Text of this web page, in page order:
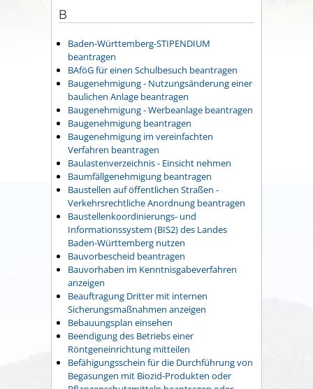
B
Baden-Württemberg-STIPENDIUM
beantragen
BAföG für einen Schulbesuch beantragen
Baugenehmigung - Nutzungsänderung einer
baulichen Anlage beantragen
Baugenehmigung - Werbeanlage beantragen
Baugenehmigung beantragen
Baugenehmigung im vereinfachten
Verfahren beantragen
Baulastenverzeichnis - Einsicht nehmen
Baumfällgenehmigung beantragen
Baustellen auf öffentlichen Straßen -
Verkehrsrechtliche Anordnung beantragen
Baustellenkoordinierungs- und
Informationssystem (BIS2) des Landes
Baden-Württemberg nutzen
Bauvorbescheid beantragen
Bauvorhaben im Kenntnisgabeverfahren
anzeigen
Beauftragung Dritter mit internen
Sicherungsmaßnahmen anzeigen
Bebauungsplan einsehen
Beendigung des Betriebs einer
Röntgeneinrichtung mitteilen
Befähigungsschein für die Durchführung von
Begasungen mit Biozid-Produkten oder